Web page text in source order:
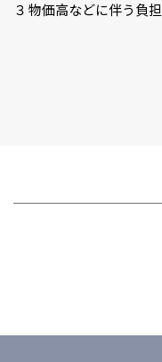
３ 物価高などに伴う負